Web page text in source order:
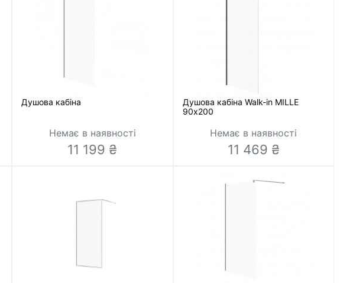
Душова кабіна
Немає в наявності
11 199 ₴
Душова кабіна Walk-in MILLE
90х200
Немає в наявності
11 469 ₴